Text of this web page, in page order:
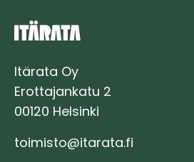
Itärata Oy
Erottajankatu 2
00120 Helsinki
toimisto@itarata.fi